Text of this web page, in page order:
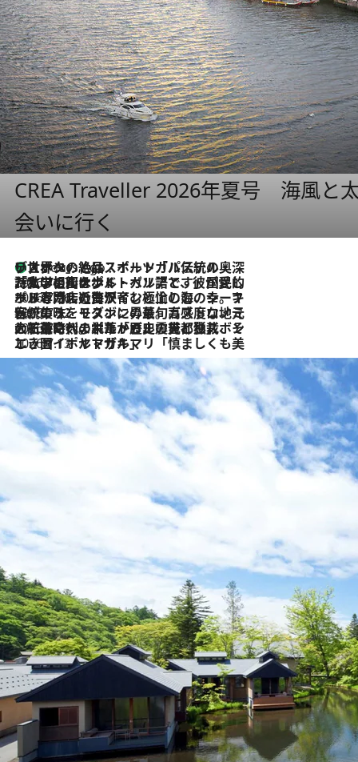
CREA Traveller 2026年夏号 海風と
会いに行く
4 Hours Ago
リスボンの絶品スイーツ「パステル・デ・ナタ」とは？ポルトガル伝統の奥深い世界へ
2026.7.27
「私の祖国はポルトガル語です」国民的詩人フェルナンド・ペソアと、彼が愛した文学の街を歩く
2026.7.26
ポルトガル近海が育む極上の海の幸。キリリと冷えた白ワインと愉しむ、シーフード専門店の贅沢
2026.7.22
伝統の味をモダンに昇華。高感度な地元客が集う、リスボンの最旬ガストロノミー
2026.7.21
大航海時代の栄華から、震災、独裁、そして革命へ。ポルトガル・首都リスボンの石畳に刻まれた「歴史の光と影」
2026.7.13
エッセイ・ヤマザキマリ「慎ましくも美しき国 ポルトガル」